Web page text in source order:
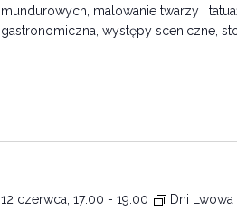
mundurowych, malowanie twarzy i
gastronomiczna, występy sceniczne,
12 czerwca, 17:00 - 19:00 Dni Lwowa